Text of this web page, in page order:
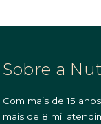
Sobre a
Com mais de 15
mais de 8 mil